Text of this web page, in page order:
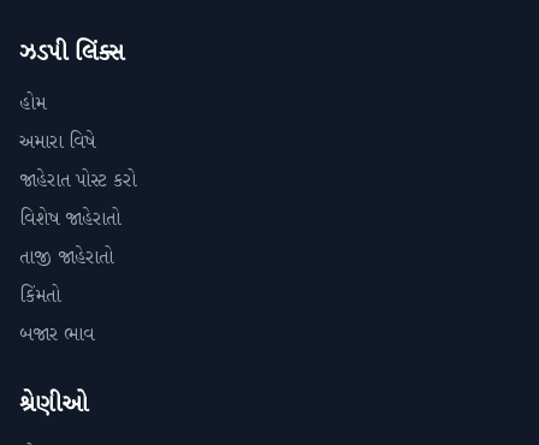
ઝડપી લિંક્સ
હોમ
અમારા વિષે
જાહેરાત પોસ્ટ કરો
વિશેષ જાહેરાતો
તાજી જાહેરાતો
કિંમતો
બજાર ભાવ
શ્રેણીઓ